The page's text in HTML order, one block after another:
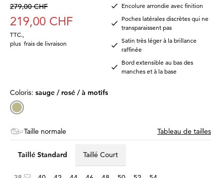
279,00 CHF
219,00 CHF
TTC.
plus frais de livraison
Encolure arrondie avec finition
Poches latérales discrètes qui ne
transparaissent pas
Satin très léger à la brillance
raffinée
Bord extensible au bas des
manches et à la base
Coloris: sauge / rosé / à motifs
Taille normale Tableau de tailles
Taillé Standard Taillé Court